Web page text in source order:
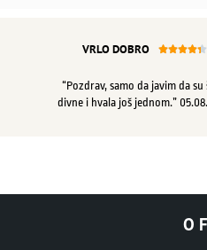
VRLO DOBRO 
“Pozdrav, samo da javim da su
divne i hvala još jednom.”
O